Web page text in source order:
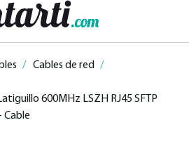
/ Cables de red
/
600MHz LSZH RJ45 SFTP
Cable